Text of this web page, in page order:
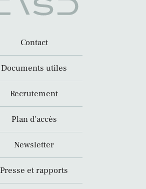
Contact
Documents utiles
Recrutement
Plan d’accès
Newsletter
Presse et rapports